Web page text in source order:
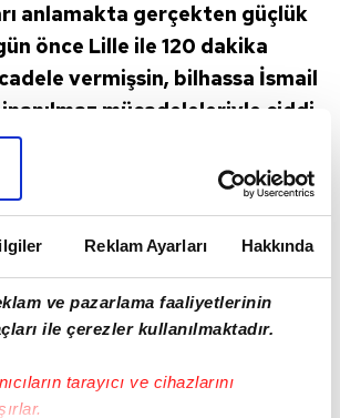
Reklam Ayarları Hakkında
ve pazarlama faaliyetlerinin
ile çerezler kullanılmaktadır.
tarayıcı ve cihazlarını
anlamakta gerçekten güçlük
önce Lille ile 120 dakika
vermişsin, bilhassa İsmail
mücadeleleriyle ciddi